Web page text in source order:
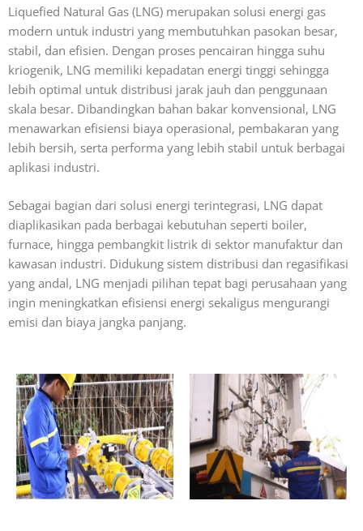
Liquefied Natural Gas (LNG) merupakan solusi energi gas
modern untuk industri yang membutuhkan pasokan besar,
stabil, dan efisien. Dengan proses pencairan hingga suhu
kriogenik, LNG memiliki kepadatan energi tinggi sehingga
lebih optimal untuk distribusi jarak jauh dan penggunaan
skala besar. Dibandingkan bahan bakar konvensional, LNG
menawarkan efisiensi biaya operasional, pembakaran yang
lebih bersih, serta performa yang lebih stabil untuk berbagai
aplikasi industri.
Sebagai bagian dari solusi energi terintegrasi, LNG dapat
diaplikasikan pada berbagai kebutuhan seperti boiler,
furnace, hingga pembangkit listrik di sektor manufaktur dan
kawasan industri. Didukung sistem distribusi dan regasifikasi
yang andal, LNG menjadi pilihan tepat bagi perusahaan yang
ingin meningkatkan efisiensi energi sekaligus mengurangi
emisi dan biaya jangka panjang.